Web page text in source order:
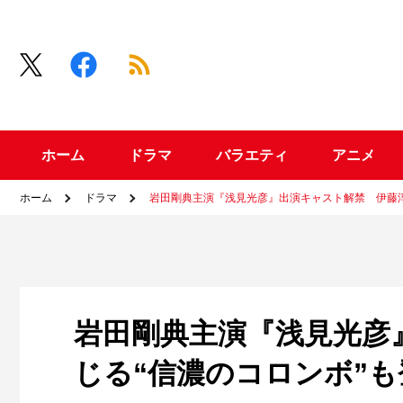
ホーム ドラマ バラエティ アニメ
ホーム ドラマ 岩田剛典主演『浅見光彦』出演キャスト解禁 伊藤
岩田剛典主演『浅見光
じる“信濃のコロンボ”